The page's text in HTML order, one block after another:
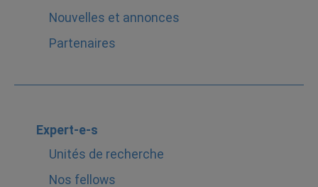
Nouvelles et annonces
Partenaires
Expert-e-s
Unités de recherche
Nos fellows